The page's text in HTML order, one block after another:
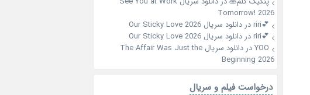
Tomorrow! 2026
💕riri
در دانلود سریال Our Sticky Love 2026
💕riri
در دانلود سریال Our Sticky Love 2026
YOOدر
دانلود سریال The Affair Was Just the
Beginning 2026
درخواست فیلم و سریال